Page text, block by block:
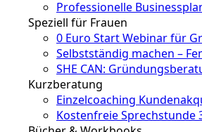
Professionelle
Speziell für Frauen
0 Euro Start Webinar für
Selbstständig machen –
SHE CAN:
Kurzberatung
Einzelcoaching
Kostenfreie Sprechstunde